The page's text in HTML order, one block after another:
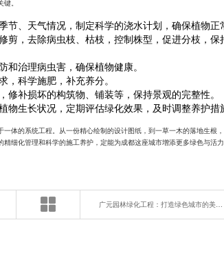
。
节、天气情况，制定科学的浇水计划，确保植物正
剪，去除病虫枝、枯枝，控制株型，促进分枝，保
和治理病虫害，确保植物健康。
，科学施肥，补充养分。
修补损坏的构筑物、铺装等，保持景观的完整性。
物生长状况，定期评估绿化效果，及时调整养护措
体的系统工程。从一份精心绘制的设计图纸，到一草一木的落地生根
细化管理和科学的施工养护，定能为成都这座城市增添更多绿色与活
广元园林绿化工程：打造绿色城市的美丽秘诀！